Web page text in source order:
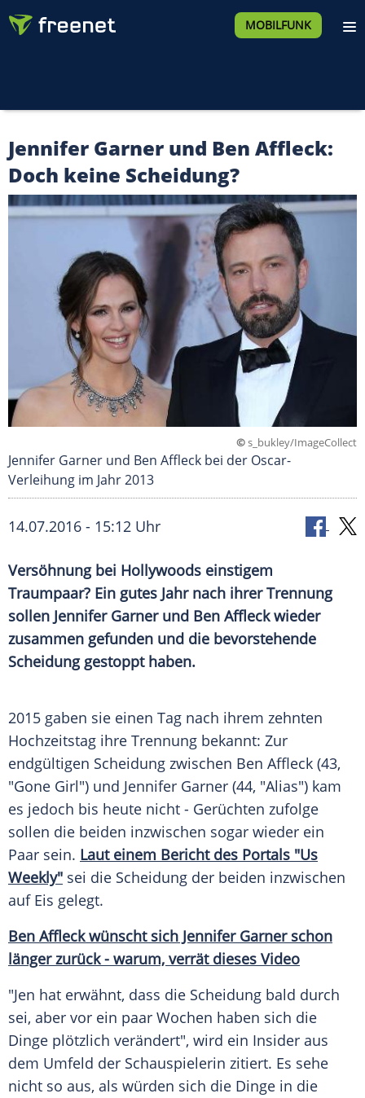
MOBILFUNK
Jennifer Garner und Ben Affleck:
Doch keine Scheidung?
©s_bukley/ImageCollect
Jennifer Garner und Ben Affleck bei der Oscar-
Verleihung im Jahr 2013
14.07.2016 - 15:12 Uhr
Versöhnung bei Hollywoods einstigem
Traumpaar? Ein gutes Jahr nach ihrer Trennung
sollen Jennifer Garner und Ben Affleck wieder
zusammen gefunden und die bevorstehende
Scheidung gestoppt haben.
2015 gaben sie einen Tag nach ihrem zehnten
Hochzeitstag ihre Trennung bekannt: Zur
endgültigen Scheidung zwischen Ben Affleck (43,
"Gone Girl") und Jennifer Garner (44, "Alias") kam
es jedoch bis heute nicht - Gerüchten zufolge
sollen die beiden inzwischen sogar wieder ein
Paar sein. Laut einem Bericht des Portals "Us
Weekly" sei die Scheidung der beiden inzwischen
auf Eis gelegt.
Ben Affleck wünscht sich Jennifer Garner schon
länger zurück - warum, verrät dieses Video
"Jen hat erwähnt, dass die Scheidung bald durch
sei, aber vor ein paar Wochen haben sich die
Dinge plötzlich verändert", wird ein Insider aus
dem Umfeld der Schauspielerin zitiert. Es sehe
nicht so aus, als würden sich die Dinge in die